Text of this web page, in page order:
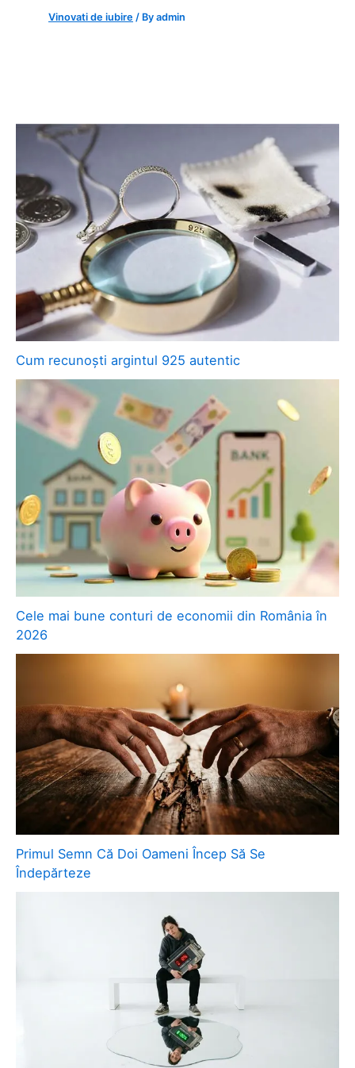
Vinovati de iubire / Byadmin
Cum recunoști argintul 925 autentic
Cele mai bune conturi de economii din România în
2026
Primul Semn Că Doi Oameni Încep Să Se
Îndepărteze